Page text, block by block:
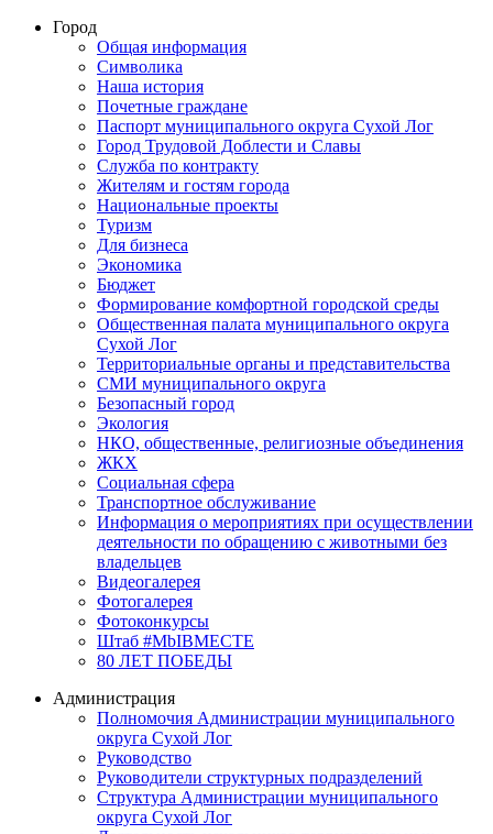
Город
Общая информация
Символика
Наша история
Почетные граждане
Паспорт муниципального округа Сухой Лог
Город Трудовой Доблести и Славы
Служба по контракту
Жителям и гостям города
Национальные проекты
Туризм
Для бизнеса
Экономика
Бюджет
Формирование комфортной городской среды
Общественная палата муниципального округа
Сухой Лог
Территориальные органы и представительства
СМИ муниципального округа
Безопасный город
Экология
НКО, общественные, религиозные объединения
ЖКХ
Социальная сфера
Транспортное обслуживание
Информация о мероприятиях при осуществлении
деятельности по обращению с животными без
владельцев
Видеогалерея
Фотогалерея
Фотоконкурсы
Штаб #MbIBMECTE
80 ЛЕТ ПОБЕДЫ
Администрация
Полномочия Администрации муниципального
округа Сухой Лог
Руководство
Руководители структурных подразделений
Структура Администрации муниципального
округа Сухой Лог